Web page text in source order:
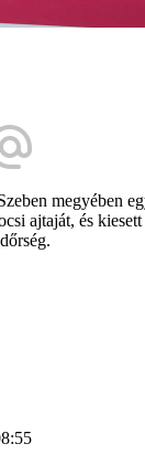
megyében
ajtaját, és